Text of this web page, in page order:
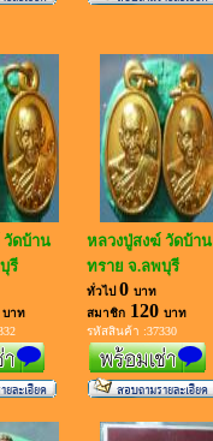
วัดบ้าน
รี
บาท
หลวงปู่สงฆ์ วัดบ้าน
ทราย จ.ลพบุรี
ทั่วไป 0 บาท
สมาชิก120 บาท
รหัสสินค้า :37330